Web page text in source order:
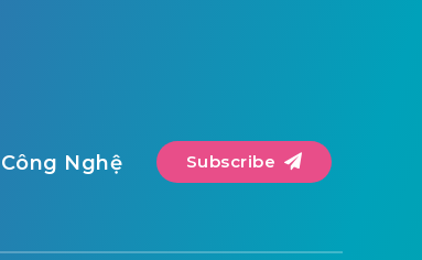
Công Nghệ Subscribe